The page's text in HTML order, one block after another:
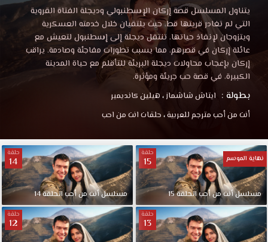
يتناول المسلسل قصة إركان الإسطنبولي وديجلة الفتاة القروية
التي لم تغادر قريتها قط، حيث يلتقيان خلال خدمته العسكرية
ويتزوجان لإنقاذ حياتها. تنتقل ديجلة إلى إسطنبول لتعيش مع
عائلة إركان في قصرهم، مما يسبب تطورات مفاجئة وصادمة. يراقب
إركان بإعجاب محاولات ديجلة البريئة للتأقلم مع حياة المدينة
الكبيرة، في قصة حب جريئة ومؤثرة.
بطولة : ايتاش شاشماز ، هيلين كانديمير
أنت من أحب مترجم للعربية، حلقات انت من احب
نهاية الموسم
حلقة
15
مسلسل أنت من أحب الحلقة 15
حلقة
14
مسلسل أنت من أحب الحلقة 14
حلقة
13
حلقة
12